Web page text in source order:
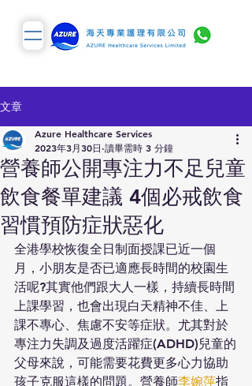
文章
營養師公開專注力不足兒童
飲食餐單建議 4個必戒飲食
習慣預防症狀惡化
Azure Healthcare Services
2023年3月30日 讀畢需時 3 分鐘
全港學校恢復全日制面授課已近一個
月，小朋友是否已適應長時間的校園生
活呢?其實他們跟大人一樣，持續長時間
上課學習，也會出現白天精神不佳、上
課不專心、焦慮不安等症狀。尤其對於
專注力失調及過度活躍症(ADHD)兒童的
父母來說，可能需要花費更多心力協助
孩子克服這樣的問題。營養師李婉萍指